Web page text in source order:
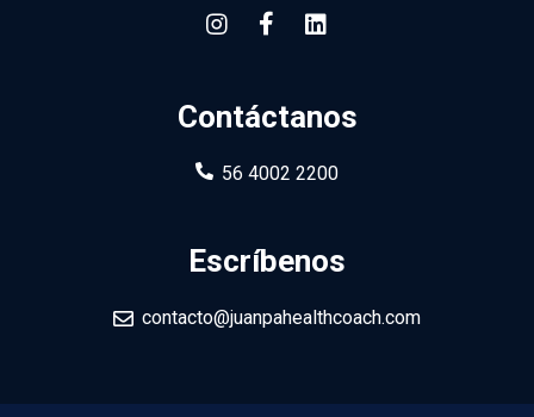
Contáctanos
56 4002 2200
Escríbenos
contacto@juanpahealthcoach.com